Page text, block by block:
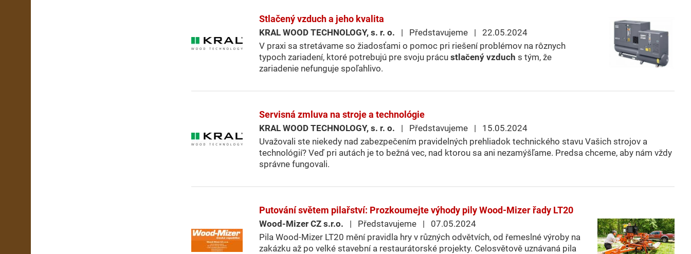
Stlačený vzduch a jeho kvalita
KRAL WOOD TECHNOLOGY, s. r. o. | Představujeme | 22.05.2024
V praxi sa stretávame so žiadosťami o pomoc pri riešení problémov na rôznych
typoch zariadení, ktoré potrebujú pre svoju prácu stlačený vzduch s tým, že
zariadenie nefunguje spoľahlivo.
Servisná zmluva na stroje a technológie
KRAL WOOD TECHNOLOGY, s. r. o. | Představujeme | 15.05.2024
Uvažovali ste niekedy nad zabezpečením pravidelných prehliadok technického stavu Vašich strojov a
technológií? Veď pri autách je to bežná vec, nad ktorou sa ani nezamýšľame. Predsa chceme, aby nám vždy
správne fungovali.
Putování světem pilařství: Prozkoumejte výhody pily Wood-Mizer řady LT20
Wood-Mizer CZ s.r.o. | Představujeme | 07.05.2024
Pila Wood-Mizer LT20 mění pravidla hry v různých odvětvích, od řemeslné výroby na
zakázku až po velké stavební a restaurátorské projekty. Celosvětově uznávaná pila